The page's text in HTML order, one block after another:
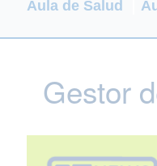
Aula de Salud
Gestor